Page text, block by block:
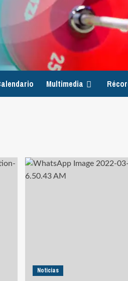
Multimedia
Noticias